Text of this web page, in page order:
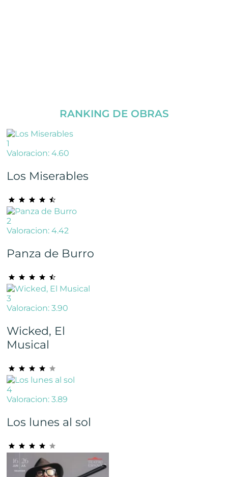
RANKING DE OBRAS
1
Valoracion: 4.60
Los Miserables
2
Valoracion: 4.42
Panza de Burro
3
Valoracion: 3.90
Wicked, El
Musical
4
Valoracion: 3.89
Los lunes al sol